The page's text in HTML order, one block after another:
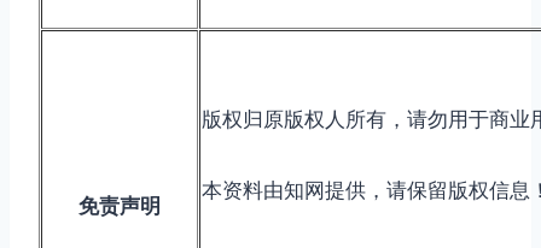
免责声明
版权归原版权人所有，请勿用于商业
本资料由知网提供，请保留版权信息